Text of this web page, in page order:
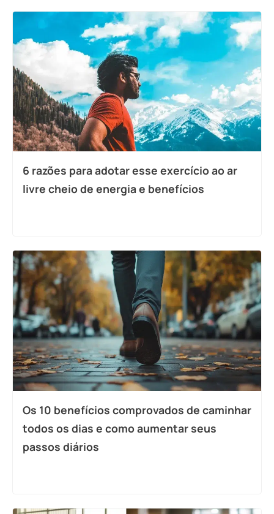
6 razões para adotar esse exercício ao ar
livre cheio de energia e benefícios
Os 10 benefícios comprovados de caminhar
todos os dias e como aumentar seus
passos diários